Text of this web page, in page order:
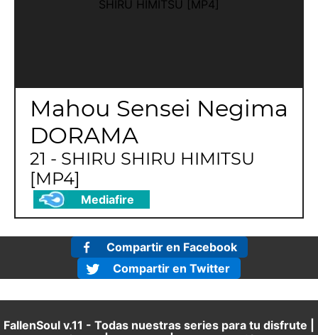
Mahou Sensei Negima
DORAMA
21 - SHIRU SHIRU HIMITSU
[MP4]
Mediafire
Compartir en Facebook
Compartir en Twitter
FallenSoul v.11 - Todas nuestras series para tu disfrute |